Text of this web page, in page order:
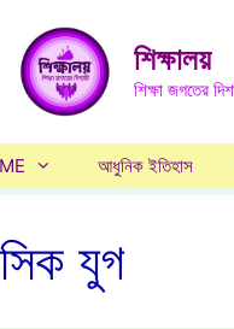
শিক্ষালয়
শিক্ষা জগতের
আধুনিক ইতিহাস
যুগ